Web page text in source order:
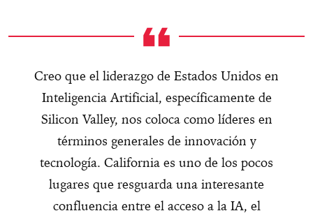
Creo que el liderazgo de Estados Unidos en
Inteligencia Artificial, específicamente de
Silicon Valley, nos coloca como líderes en
términos generales de innovación y
tecnología. California es uno de los pocos
lugares que resguarda una interesante
confluencia entre el acceso a la IA, el